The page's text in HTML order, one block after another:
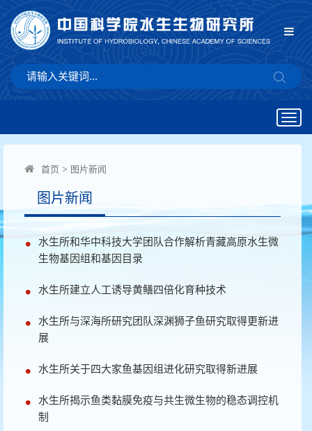
首页 > 图片新闻
图片新闻
水生所和华中科技大学团队合作解析青藏高原水生微
生物基因组和基因目录
水生所建立人工诱导黄鳝四倍化育种技术
水生所与深海所研究团队深渊狮子鱼研究取得更新进
展
水生所关于四大家鱼基因组进化研究取得新进展
水生所揭示鱼类黏膜免疫与共生微生物的稳态调控机
制